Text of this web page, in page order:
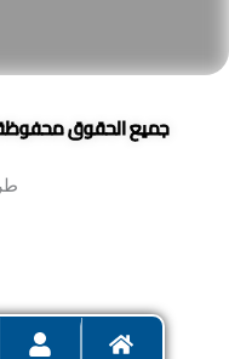
جميع الحقوق